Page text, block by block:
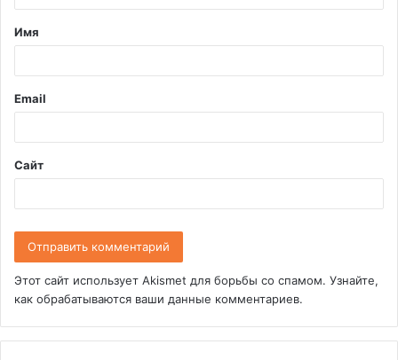
т
а
й
*
Имя
Email
Сайт
Этот сайт использует Akismet для борьбы со спамом. Узнайте,
как обрабатываются ваши данные комментариев.